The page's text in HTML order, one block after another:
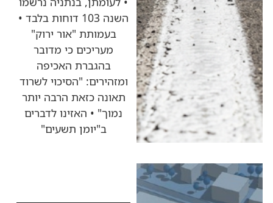
השנה 103 דוחות בלבד •
בעמותת "אור ירוק"
מעריכים כי מדובר
בהגברת האכיפה
ומזהירים: "הסיכוי לשרוד
תאונה כזאת הרבה יותר
נמוך" • האזינו לדברים
ב"יומן תשעים"